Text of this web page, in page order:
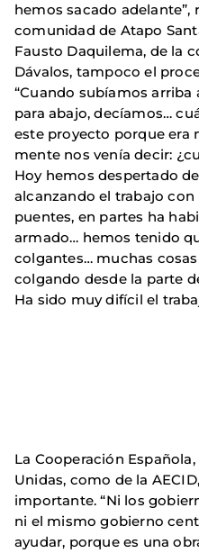
hemos sacado adelante”,
comunidad de Atapo
Fausto Daquilema, de la
Dávalos, tampoco el
“Cuando subíamos
para abajo, decíamos…
este proyecto porque era
mente nos venía decir:
Hoy hemos despertado
alcanzando el trabajo con
puentes, en partes ha
armado… hemos tenido
colgantes… muchas
colgando desde la parte
Ha sido muy difícil el
La Cooperación
Unidas, como de la
importante. “Ni los
ni el mismo gobierno
ayudar, porque es una